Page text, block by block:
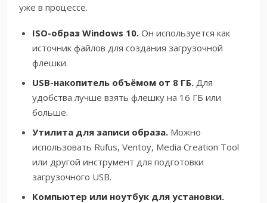
уже в процессе.
ISO-образ Windows 10. Он используется как
источник файлов для создания загрузочной
флешки.
USB-накопитель объёмом от 8 ГБ. Для
удобства лучше взять флешку на 16 ГБ или
больше.
Утилита для записи образа. Можно
использовать Rufus, Ventoy, Media Creation Tool
или другой инструмент для подготовки
загрузочного USB.
Компьютер или ноутбук для установки.